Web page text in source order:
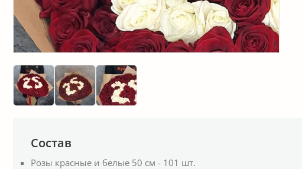
Состав
Розы красные и белые 50 см - 101 шт.